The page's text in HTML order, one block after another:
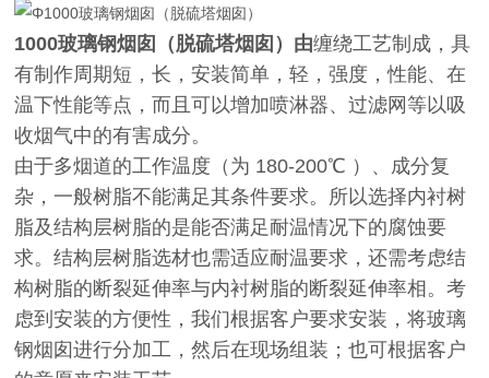
1000玻璃钢烟囱（脱硫塔烟囱）由缠绕工艺制成，具
有制作周期短，长，安装简单，轻，强度，性能、在
温下性能等点，而且可以增加喷淋器、过滤网等以吸
收烟气中的有害成分。
由于多烟道的工作温度（为 180-200℃ ）、成分复
杂，一般树脂不能满足其条件要求。所以选择内衬树
脂及结构层树脂的是能否满足耐温情况下的腐蚀要
求。结构层树脂选材也需适应耐温要求，还需考虑结
构树脂的断裂延伸率与内衬树脂的断裂延伸率相。考
虑到安装的方便性，我们根据客户要求安装，将玻璃
钢烟囱进行分加工，然后在现场组装；也可根据客户